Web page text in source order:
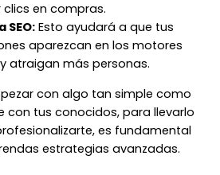
en compras.
SEO: Esto ayudará a que tus
aparezcan en los motores
atraigan más personas.
con algo tan simple como
con tus conocidos, para llevarlo
es fundamental
estrategias avanzadas.